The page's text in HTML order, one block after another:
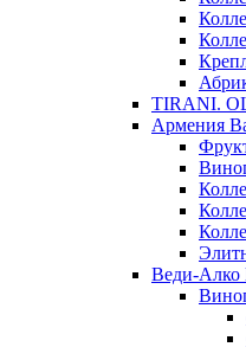
TIRANI.
Армения
Веди-